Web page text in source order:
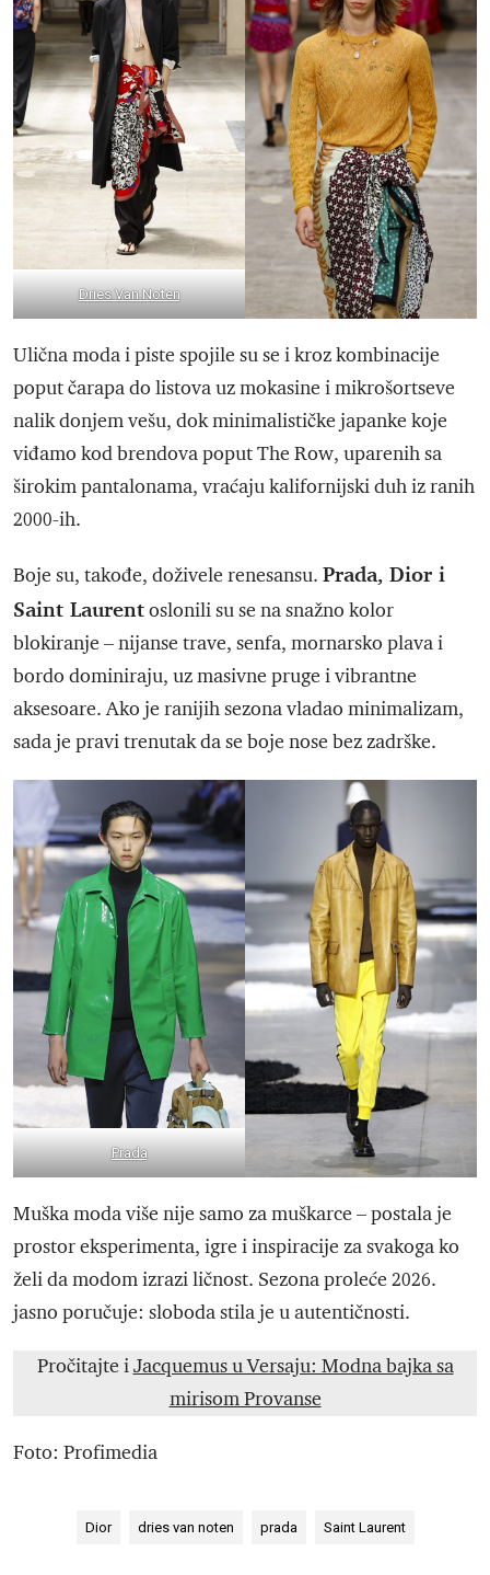
Dries Van Noten
Ulična moda i piste spojile su se i kroz kombinacije
poput čarapa do listova uz mokasine i mikrošortseve
nalik donjem vešu, dok minimalističke japanke koje
viđamo kod brendova poput The Row, uparenih sa
širokim pantalonama, vraćaju kalifornijski duh iz ranih
2000-ih.
Boje su, takođe, doživele renesansu. Prada, Dior i
Saint Laurentoslonili su se na snažno kolor
blokiranje – nijanse trave, senfa, mornarsko plava i
bordo dominiraju, uz masivne pruge i vibrantne
aksesoare. Ako je ranijih sezona vladao minimalizam,
sada je pravi trenutak da se boje nose bez zadrške.
Prada
Muška moda više nije samo za muškarce – postala je
prostor eksperimenta, igre i inspiracije za svakoga ko
želi da modom izrazi ličnost. Sezona proleće 2026.
jasno poručuje: sloboda stila je u autentičnosti.
Pročitajte iJacquemus u Versaju: Modna bajka sa
mirisom Provanse
Foto: Profimedia
Dior dries van noten prada Saint Laurent